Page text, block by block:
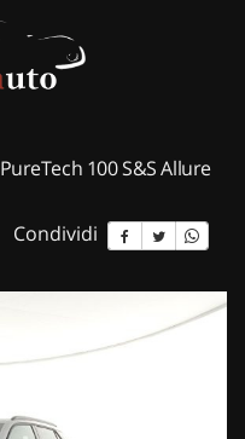
PureTech 100 S&S Allure
Condividi
km 0